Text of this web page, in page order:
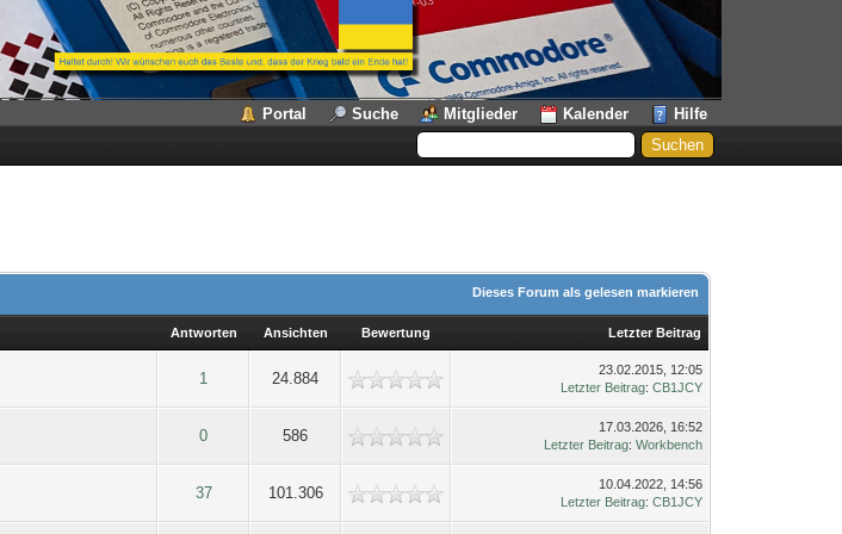
Portal Suche Mitglieder Kalender
Hilfe
Dieses Forum als gelesen markieren
Antworten Ansichten Bewertung Letzter Beitrag
1 24.884
23.02.2015, 12:05
Letzter Beitrag:CB1JCY
0 586
17.03.2026, 16:52
Letzter Beitrag:Workbench
37 101.306
10.04.2022, 14:56
Letzter Beitrag:CB1JCY